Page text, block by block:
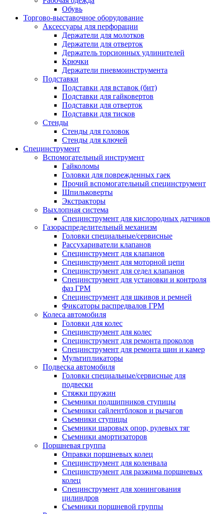
Обувь
Торгово-выставочное оборудование
Аксессуары для перфорации
Держатели для молотков
Держатели для отверток
Держатель торсионных удлинителей
Крючки
Держатели пневмоинструмента
Подставки
Подставки для вставок (бит)
Подставки для гайковертов
Подставки для отверток
Подставки для тисков
Стенды
Стенды для головок
Стенды для ключей
Специнструмент
Вспомогательный инструмент
Гайколомы
Головки для поврежденных гаек
Прочий вспомогательный специнструмент
Шпильковерты
Экстракторы
Выхлопная система
Специнструмент для кислородных датчиков
Газораспределительный механизм
Головки специальные/сервисные
Рассухариватели клапанов
Специнструмент для клапанов
Специнструмент для моторной цепи
Специнструмент для седел клапанов
Специнструмент для установки и контроля
фаз ГРМ
Специнструмент для шкивов и ремней
Фиксаторы распредвалов ГРМ
Колеса автомобиля
Головки для колес
Специнструмент для колес
Специнструмент для ремонта проколов
Специнструмент для ремонта шин и камер
Мультипликаторы
Подвеска автомобиля
Головки специальные/сервисные для
подвески
Стяжки пружин
Съемники подшипников ступицы
Съемники сайлентблоков и рычагов
Съемники ступицы
Съемники шаровых опор, рулевых тяг
Съемники амортизаторов
Поршневая группа
Оправки поршневых колец
Специнструмент для коленвала
Специнструмент для разжима поршневых
колец
Специнструмент для хонингования
цилиндров
Съемники поршневой группы